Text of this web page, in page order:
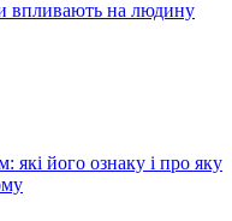
впливають на людину
які його ознаку і про яку